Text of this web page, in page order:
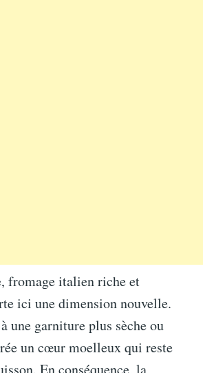
fromage italien riche et
ici une dimension nouvelle.
une garniture plus sèche ou
un cœur moelleux qui reste
En conséquence, la